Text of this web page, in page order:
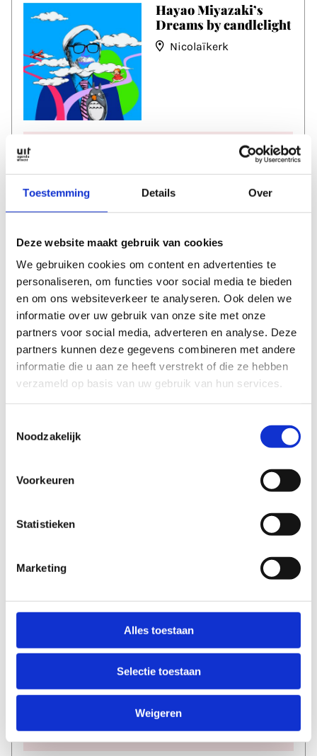
Toestemming Details Over
Deze website maakt gebruik van cookies
We gebruiken cookies om content en advertenties te
personaliseren, om functies voor social media te bieden
en om ons websiteverkeer te analyseren. Ook delen we
informatie over uw gebruik van onze site met onze
partners voor social media, adverteren en analyse. Deze
partners kunnen deze gegevens combineren met andere
informatie die u aan ze heeft verstrekt of die ze hebben
verzameld op basis van uw gebruik van hun services.
Noodzakelijk
Voorkeuren
Statistieken
Marketing
Alles toestaan
Selectie toestaan
Weigeren
Room
TivoliVredenburg
di 11 aug
Hayao Miyazaki’s
Dreams by candlelight
Nicolaïkerk
Two Feet
TivoliVredenburg
Datum
zo 16 aug
Tijd
20:00
Datum